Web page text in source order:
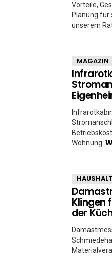
Vorteile,
Planung für
unserem
MAGAZIN
Wohnung.
HAUSHALT
Klingen
der